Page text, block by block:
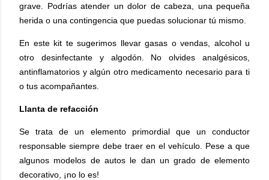
grave. Podrías atender un dolor de cabeza, una pequeña
herida o una contingencia que puedas solucionar tú mismo.
En este kit te sugerimos llevar gasas o vendas, alcohol u
otro desinfectante y algodón. No olvides analgésicos,
antinflamatorios y algún otro medicamento necesario para ti
o tus acompañantes.
Llanta de refacción
Se trata de un elemento primordial que un conductor
responsable siempre debe traer en el vehículo. Pese a que
algunos modelos de autos le dan un grado de elemento
decorativo, ¡no lo es!